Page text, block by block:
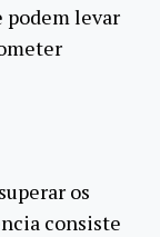
podem levar
os
consiste